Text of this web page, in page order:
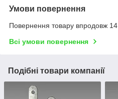
Умови повернення
Повернення товару впродовж 14
Всі умови повернення
Подібні товари компанії